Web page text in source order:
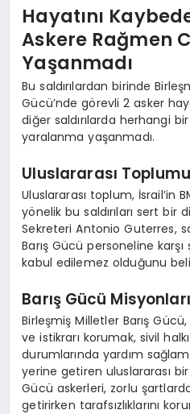
Hayatını
Askere Rağmen
Yaşanmadı
Bu saldırılardan birinde
Gücü’nde görevli 2 asker
diğer saldırılarda herhangi
yaralanma yaşanmadı.
Uluslararası
Uluslararası toplum, İsrail’in
yönelik bu saldırıları sert bir
Sekreteri Antonio Guterres,
Barış Gücü personeline karşı
kabul edilemez olduğunu
Barış Gücü
Birleşmiş Milletler Barış
ve istikrarı korumak, sivil
durumlarında yardım
yerine getiren uluslararası
Gücü askerleri, zorlu
getirirken tarafsızlıklarını